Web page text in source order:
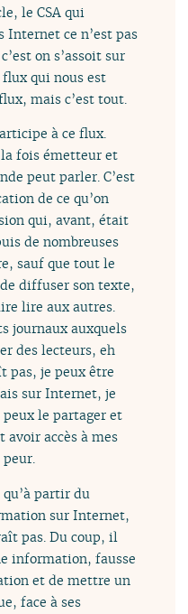
le CSA qui
ce n’est pas
on s’assoit sur
flux qui nous est
mais c’est tout.
à ce flux.
fois émetteur et
peut parler. C’est
de ce qu’on
qui, avant, était
de nombreuses
sauf que tout le
diffuser son texte,
lire aux autres.
journaux auxquels
des lecteurs, eh
pas, je peux être
sur Internet, je
le partager et
avoir accès à mes
partir du
sur Internet,
pas. Du coup, il
information, fausse
et de mettre un
face à ses